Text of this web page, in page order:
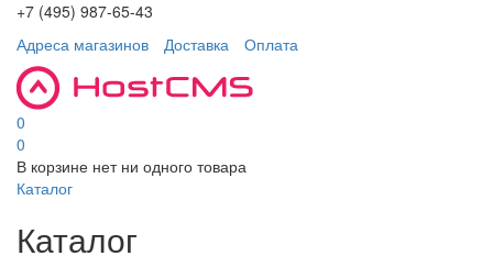
+7 (495) 987-65-43
Адреса магазинов
Доставка Оплата
0
0
В корзине нет ни одного товара
Каталог
Каталог